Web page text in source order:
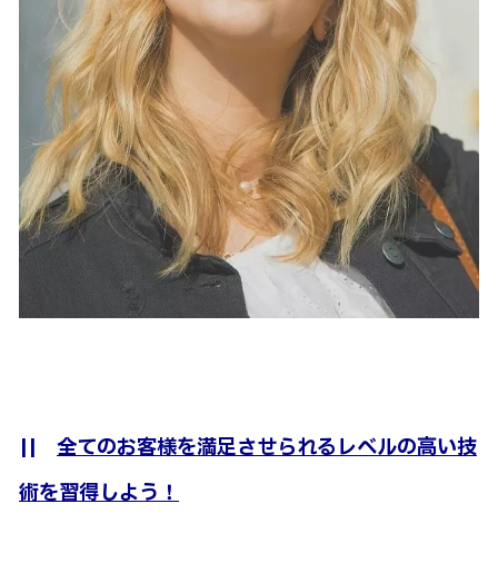
|| 全てのお客様を満足させられるレベルの高い技
術を習得しよう！